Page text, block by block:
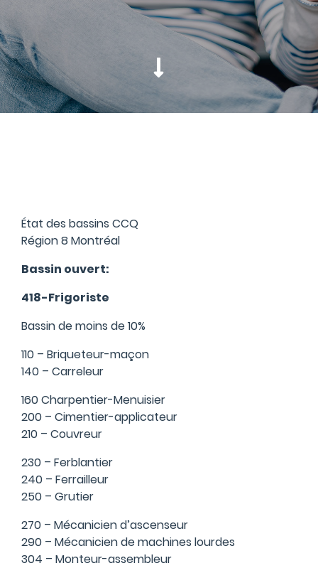
État des bassins CCQ
Région 8 Montréal
Bassin ouvert:
418-Frigoriste
Bassin de moins de 10%
110 – Briqueteur-maçon
140 – Carreleur
160 Charpentier-Menuisier
200 – Cimentier-applicateur
210 – Couvreur
230 – Ferblantier
240 – Ferrailleur
250 – Grutier
270 – Mécanicien d’ascenseur
290 – Mécanicien de machines lourdes
304 – Monteur-assembleur